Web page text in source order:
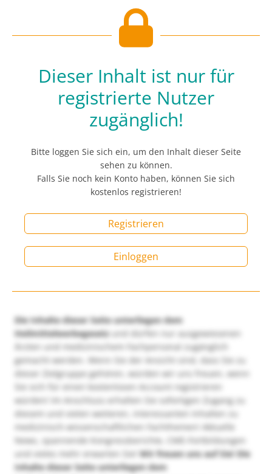
Dieser Inhalt ist nur für
registrierte Nutzer
zugänglich!
Bitte loggen Sie sich ein, um den Inhalt dieser Seite
sehen zu können.
Falls Sie noch kein Konto haben, können Sie sich
kostenlos registrieren!
Registrieren
Einloggen
Die Inhalte dieser Seite unterliegen dem
Heilmittelwerbegesetzund dürfen nur ausgewiesenen
Ärzten und medizinischem Fachpersonal zugänglich
gemacht werden. Wenn Sie der Ansicht sind, dass Sie zu
dieser Zielgruppe gehören, würden wir uns freuen, wenn
Sie sich für einen kostenlosen Account registrieren
würden! Im Anschluss erhalten Sie sofortigen Zugang zu
diesem und vielen weiteren, interessanten Inhalten zu
medizinisch-wissenschaftlichen Fachthemen! Aktuelle
News, spannende Kongressberichte, CME-Fortbildungen
und vieles mehr erwarten Sie!Wir freuen uns auf Sie! Die
Inhalte dieser Seite unterliegen dem